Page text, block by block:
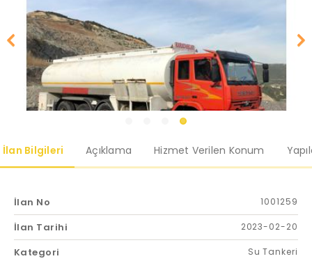
İlan Bilgileri Açıklama Hizmet Verilen Konum
İlan No 1001259
İlan Tarihi 2023-02-20
Kategori Su Tankeri